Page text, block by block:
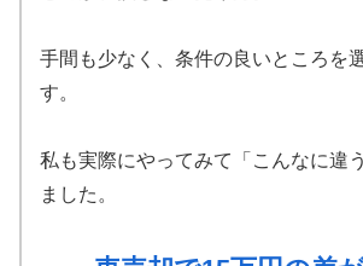
手間も少なく、条件の良いところを
す。
私も実際にやってみて「こんなに違
ました。